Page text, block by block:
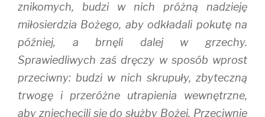
znikomych, budzi w nich próżną nadzieję
miłosierdzia Bożego, aby odkładali pokutę na
później, a brnęli dalej w grzechy.
Sprawiedliwych zaś dręczy w sposób wprost
przeciwny: budzi w nich skrupuły, zbyteczną
trwogę i przeróżne utrapienia wewnętrzne,
aby zniechęcili się do służby Bożej. Przeciwnie